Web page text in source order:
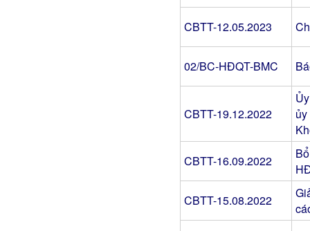
CBTT-12.05.2023
02/BC-HĐQT-BMC
CBTT-19.12.2022
CBTT-16.09.2022
CBTT-15.08.2022